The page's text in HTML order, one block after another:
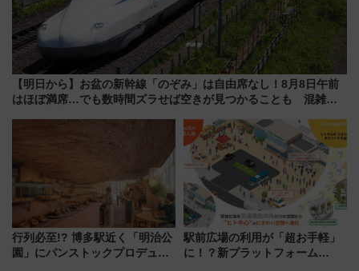
【明日から】お盆の新幹線「のぞみ」は自由席なし！8月8日午前
はほぼ満席…でも数時間ズラせば空きが見つかることも 混雑避
行列必至!? 博多駅近く「明治公
園」にパンストックプロデュー
駅前広場の利用が「超お手軽」
に！？新プラットフォーム